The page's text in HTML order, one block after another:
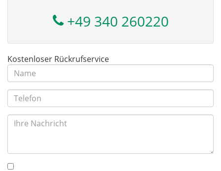
+49 340 260220
Kostenloser Rückrufservice